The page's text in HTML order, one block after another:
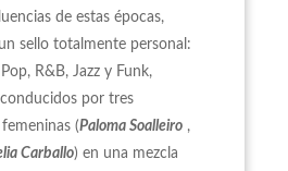
de estas épocas,
sello totalmente personal:
R&B, Jazz y Funk,
por tres
(Paloma Soalleiro ,
Carballo) en una mezcla